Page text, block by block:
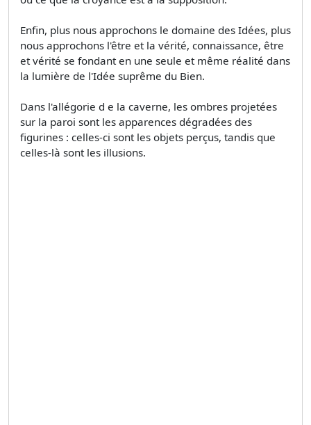
Enfin, plus nous approchons le domaine des Idées, plus
nous approchons l'être et la vérité, connaissance, être
et vérité se fondant en une seule et même réalité dans
la lumière de l'Idée suprême du Bien.
Dans l'allégorie d e la caverne, les ombres projetées
sur la paroi sont les apparences dégradées des
figurines : celles-ci sont les objets perçus, tandis que
celles-là sont les illusions.